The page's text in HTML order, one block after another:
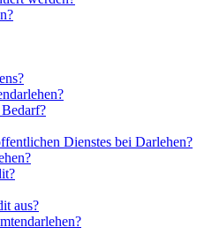
Dienstes bei Darlehen?
aus?